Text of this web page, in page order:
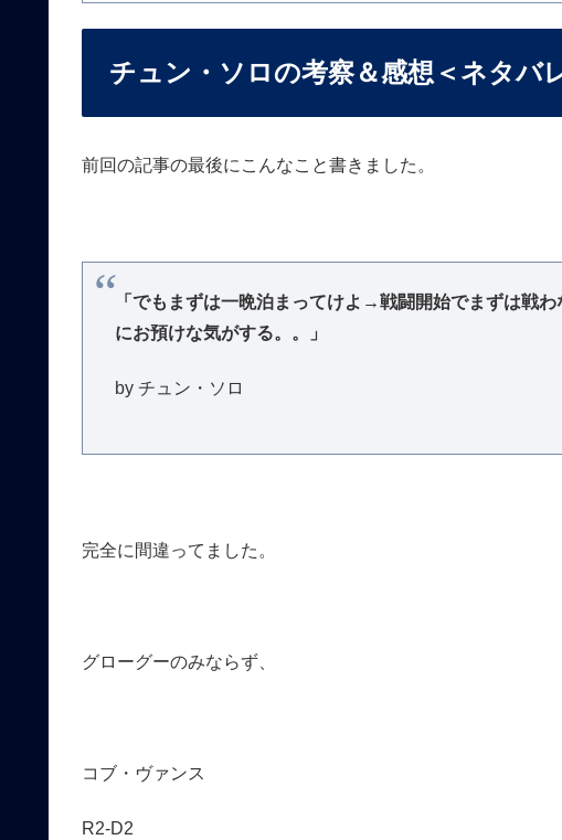
チュン・ソロの考察＆感想＜ネタバ
前回の記事の最後にこんなこと書きました。
「でもまずは一晩泊まってけよ→戦闘開始でまずは戦
にお預けな気がする。。」
by チュン・ソロ
完全に間違ってました。
グローグーのみならず、
コブ・ヴァンス
R2-D2